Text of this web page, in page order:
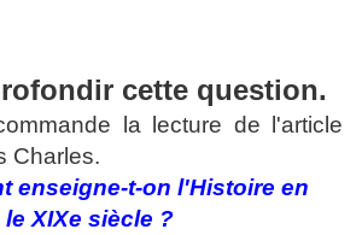
cette question.
la lecture de l'article
Charles.
enseigne-t-on l'Histoire en
XIXe siècle ?